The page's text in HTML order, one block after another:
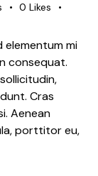
0 Likes
elementum mi
consequat.
Cras
Aenean
porttitor eu,